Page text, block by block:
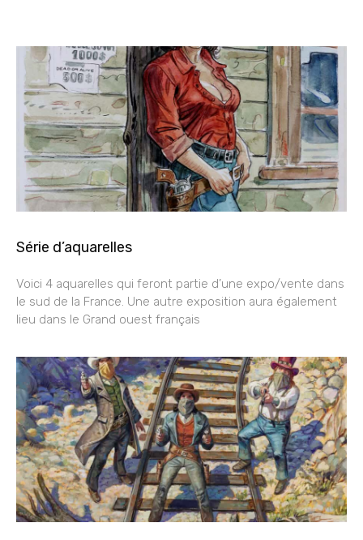
Série d’aquarelles
Voici 4 aquarelles qui feront partie d’une expo/vente dans
le sud de la France. Une autre exposition aura également
lieu dans le Grand ouest français